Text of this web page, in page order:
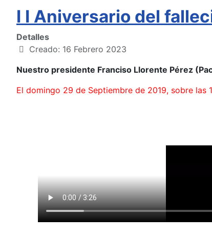
I I Aniversario del
Detalles
Creado: 16 Febrero 2023
Nuestro presidente Franciso Llorente Pérez
El domingo 29 de Septiembre de 2019, sobre